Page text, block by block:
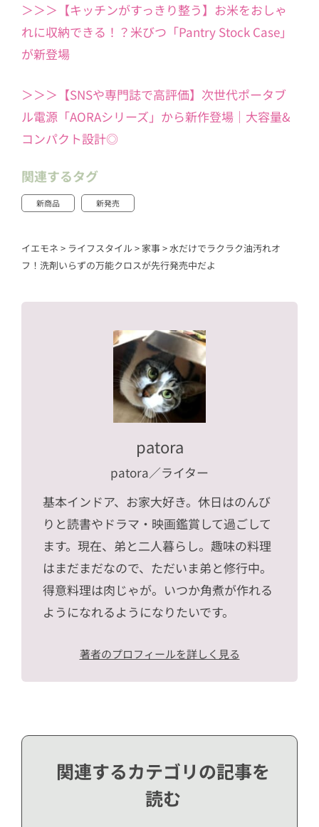
＞＞＞【キッチンがすっきり整う】お米をおしゃ
れに収納できる！？米びつ「Pantry Stock Case」
が新登場
＞＞＞【SNSや専門誌で高評価】次世代ポータブ
ル電源「AORAシリーズ」から新作登場｜大容量&
コンパクト設計◎
関連するタグ
新商品 新発売
イエモネ > ライフスタイル> 家事>水だけでラクラク油汚れオ
フ！洗剤いらずの万能クロスが先行発売中だよ
patora
patora／ライター
基本インドア、お家大好き。休日はのんび
りと読書やドラマ・映画鑑賞して過ごして
ます。現在、弟と二人暮らし。趣味の料理
はまだまだなので、ただいま弟と修行中。
得意料理は肉じゃが。いつか角煮が作れる
ようになれるようになりたいです。
著者のプロフィールを詳しく見る
関連するカテゴリの記事を
読む